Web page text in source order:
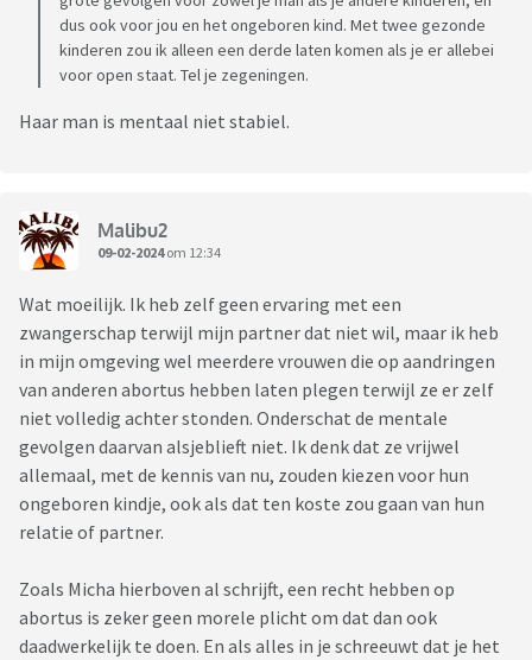
dus ook voor jou en het ongeboren kind. Met twee gezonde
kinderen zou ik alleen een derde laten komen als je er allebei
voor open staat. Tel je zegeningen.
Haar man is mentaal niet stabiel.
Malibu2
09-02-2024om 12:34
Wat moeilijk. Ik heb zelf geen ervaring met een
zwangerschap terwijl mijn partner dat niet wil, maar ik heb
in mijn omgeving wel meerdere vrouwen die op aandringen
van anderen abortus hebben laten plegen terwijl ze er zelf
niet volledig achter stonden. Onderschat de mentale
gevolgen daarvan alsjeblieft niet. Ik denk dat ze vrijwel
allemaal, met de kennis van nu, zouden kiezen voor hun
ongeboren kindje, ook als dat ten koste zou gaan van hun
relatie of partner.
Zoals Micha hierboven al schrijft, een recht hebben op
abortus is zeker geen morele plicht om dat dan ook
daadwerkelijk te doen. En als alles in je schreeuwt dat je het